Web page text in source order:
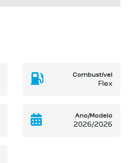
Combustível
Flex
Ano/Modelo
2026/2026